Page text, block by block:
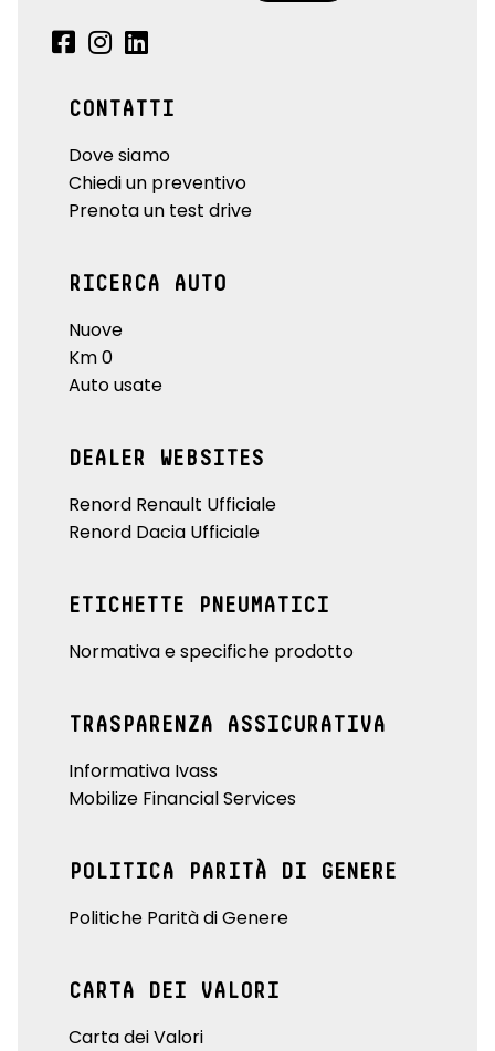
CONTATTI
Dove siamo
Chiedi un preventivo
Prenota un test drive
RICERCA AUTO
Nuove
Km 0
Auto usate
DEALER WEBSITES
Renord Renault Ufficiale
Renord Dacia Ufficiale
ETICHETTE PNEUMATICI
Normativa e specifiche prodotto
TRASPARENZA ASSICURATIVA
Informativa Ivass
Mobilize Financial Services
POLITICA PARITÀ DI GENERE
Politiche Parità di Genere
CARTA DEI VALORI
Carta dei Valori